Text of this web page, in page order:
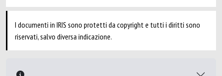
I documenti in IRIS sono protetti da copyright e tutti i diritti sono
riservati, salvo diversa indicazione.